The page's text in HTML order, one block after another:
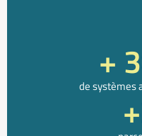
de systèmes
+
+